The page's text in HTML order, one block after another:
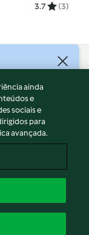
3.7 (3)
ainda
e
sociais e
para
avançada.